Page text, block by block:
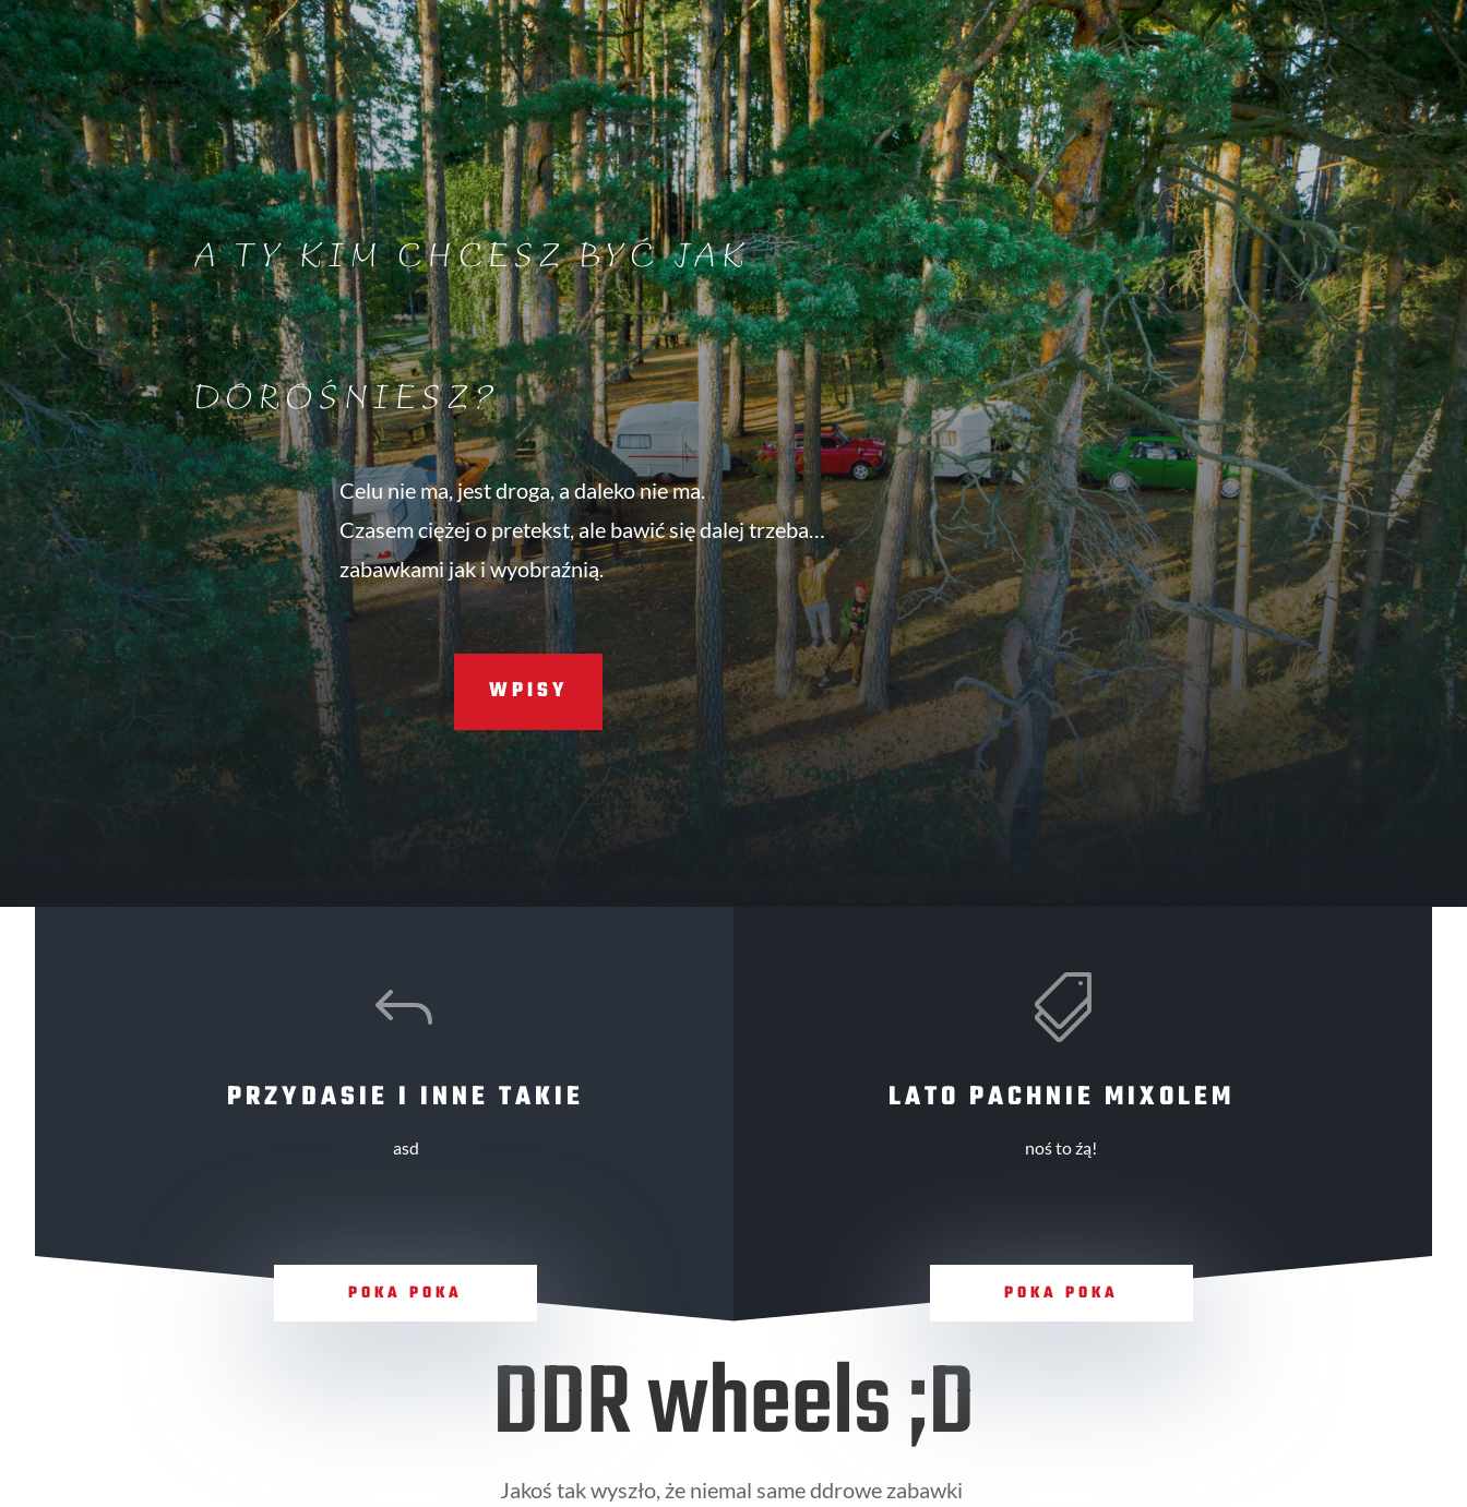
A TY KIM CHCESZ BYĆ JAK
DOROŚNIESZ?
Celu nie ma, jest droga, a daleko nie ma.
Czasem ciężej o pretekst, ale bawić się dalej trzeba…
zabawkami jak i wyobraźnią.
WPISY
J
PRZYDASIE I INNE TAKIE
asd
POKA POKA

LATO PACHNIE MIXOLEM
noś to źą!
POKA POKA
DDR wheels ;D
Jakoś tak wyszło, że niemal same ddrowe zabawki